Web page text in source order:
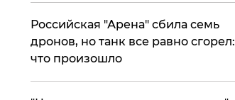
​Российская "Арена" сбила семь
дронов, но танк все равно сгорел:
что произошло